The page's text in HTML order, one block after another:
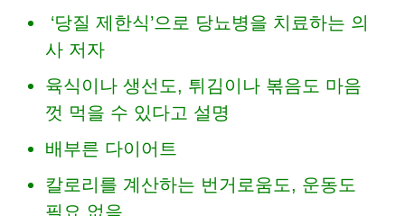
‘당질 제한식’으로 당뇨병을 치료하는 의
사 저자
육식이나 생선도, 튀김이나 볶음도 마음
껏 먹을 수 있다고 설명
배부른 다이어트
칼로리를 계산하는 번거로움도, 운동도
필요 없음